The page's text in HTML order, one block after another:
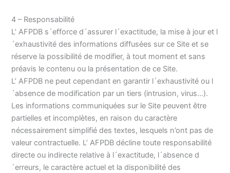
4 – Responsabilité
L’ AFPDB s´efforce d´assurer l´exactitude, la mise à jour et l
´exhaustivité des informations diffusées sur ce Site et se
réserve la possibilité de modifier, à tout moment et sans
préavis le contenu ou la présentation de ce Site.
L’ AFPDB ne peut cependant en garantir l´exhaustivité ou l
´absence de modification par un tiers (intrusion, virus…).
Les informations communiquées sur le Site peuvent être
partielles et incomplètes, en raison du caractère
nécessairement simplifié des textes, lesquels n’ont pas de
valeur contractuelle. L’ AFPDB décline toute responsabilité
directe ou indirecte relative à l´exactitude, l´absence d
´erreurs, le caractère actuel et la disponibilité des